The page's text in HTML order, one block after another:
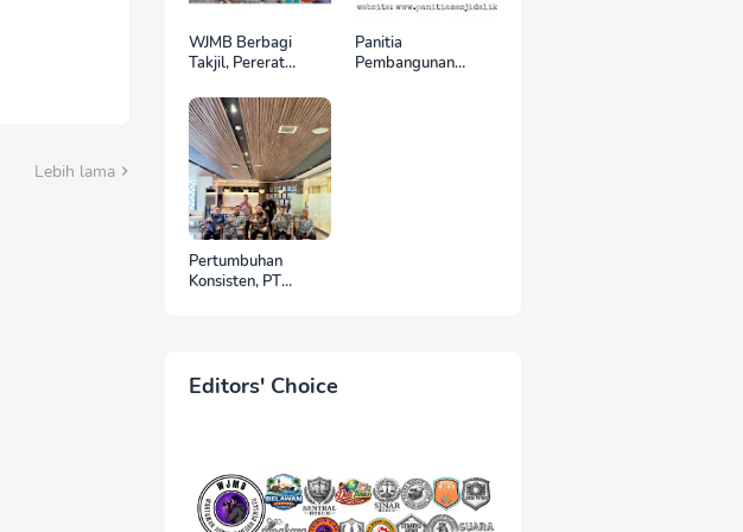
Lebih lama
WJMB Berbagi
Takjil, Pererat
Ramadan
Panitia
Pembangunan
Pertumbuhan
Konsisten, PT
Editors' Choice